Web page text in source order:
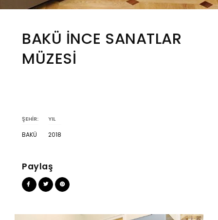
BAKÜ İNCE SANATLAR
MÜZESİ
ŞEHİR:
BAKÜ
YIL
2018
Paylaş